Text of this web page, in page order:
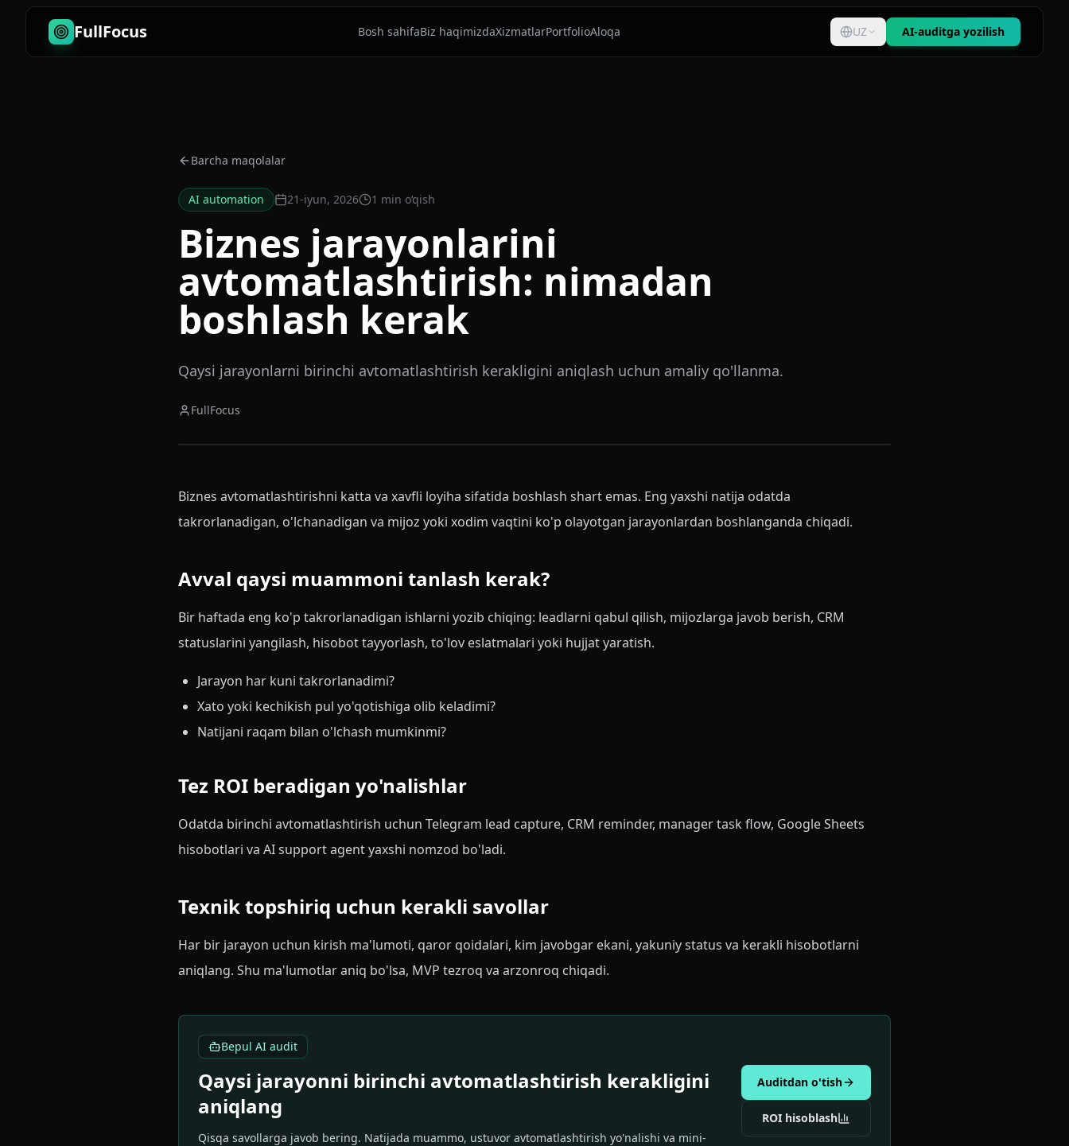
FullFocus Bosh sahifaBiz haqimizdaXizmatlarPortfolioAloqa UZ AI-auditga yozilish
Barcha maqolalar
AI automation 21-iyun, 2026 1 min o‘qish
Biznes jarayonlarini
avtomatlashtirish: nimadan
boshlash kerak
Qaysi jarayonlarni birinchi avtomatlashtirish kerakligini aniqlash uchun amaliy qo'llanma.
FullFocus
Biznes avtomatlashtirishni katta va xavfli loyiha sifatida boshlash shart emas. Eng yaxshi natija odatda
takrorlanadigan, o'lchanadigan va mijoz yoki xodim vaqtini ko'p olayotgan jarayonlardan boshlanganda chiqadi.
Avval qaysi muammoni tanlash kerak?
Bir haftada eng ko'p takrorlanadigan ishlarni yozib chiqing: leadlarni qabul qilish, mijozlarga javob berish, CRM
statuslarini yangilash, hisobot tayyorlash, to'lov eslatmalari yoki hujjat yaratish.
Jarayon har kuni takrorlanadimi?
Xato yoki kechikish pul yo'qotishiga olib keladimi?
Natijani raqam bilan o'lchash mumkinmi?
Tez ROI beradigan yo'nalishlar
Odatda birinchi avtomatlashtirish uchun Telegram lead capture, CRM reminder, manager task flow, Google Sheets
hisobotlari va AI support agent yaxshi nomzod bo'ladi.
Texnik topshiriq uchun kerakli savollar
Har bir jarayon uchun kirish ma'lumoti, qaror qoidalari, kim javobgar ekani, yakuniy status va kerakli hisobotlarni
aniqlang. Shu ma'lumotlar aniq bo'lsa, MVP tezroq va arzonroq chiqadi.
Bepul AI audit
Qaysi jarayonni birinchi avtomatlashtirish kerakligini
aniqlang
Qisqa savollarga javob bering. Natijada muammo, ustuvor avtomatlashtirish yo'nalishi va mini-
Auditdan o'tish
ROI hisoblash